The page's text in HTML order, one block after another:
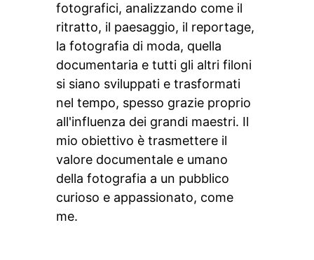
fotografici, analizzando come il
ritratto, il paesaggio, il reportage,
la fotografia di moda, quella
documentaria e tutti gli altri filoni
si siano sviluppati e trasformati
nel tempo, spesso grazie proprio
all'influenza dei grandi maestri. Il
mio obiettivo è trasmettere il
valore documentale e umano
della fotografia a un pubblico
curioso e appassionato, come
me.